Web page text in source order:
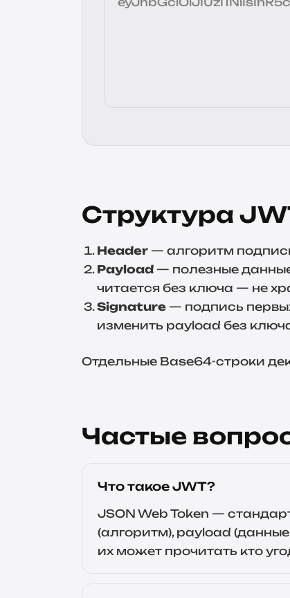
Структура
Header— алгоритм подписи
Payload— полезные
читается без ключа — не
Signature— подпись
изменить payload без
Отдельные Base64-строки
Частые
Что такое JWT?
JSON Web Token —
(алгоритм), payload
их может прочитать кто